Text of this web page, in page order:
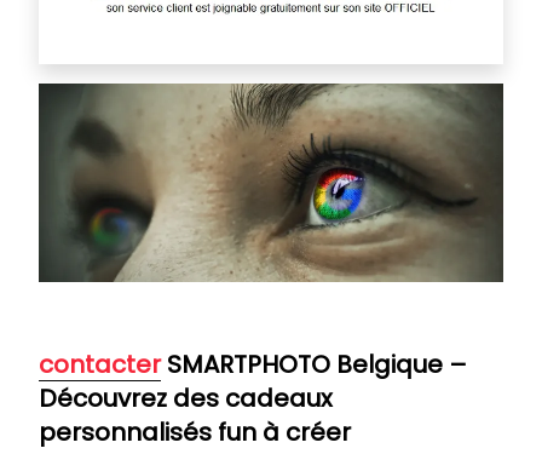
contacterSMARTPHOTO Belgique –
Découvrez des cadeaux
personnalisés fun à créer